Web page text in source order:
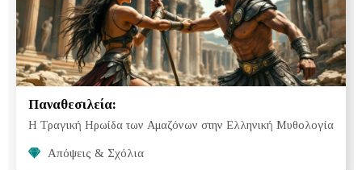
Παναθεσιλεία:
Η Τραγική Ηρωίδα των Αμαζόνων στην Ελληνική Μυθολογία
Απόψεις & Σχόλια